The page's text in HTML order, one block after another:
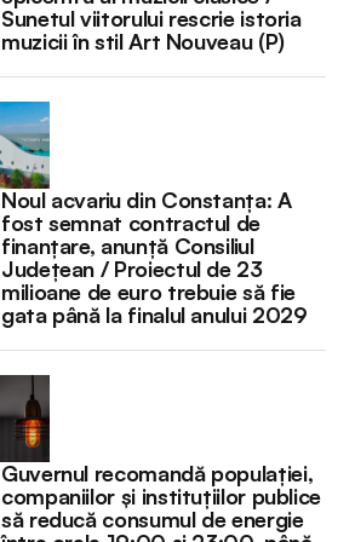
Sunetul viitorului rescrie istoria
muzicii în stil Art Nouveau (P)
Noul acvariu din Constanța: A
fost semnat contractul de
finanțare, anunță Consiliul
Județean / Proiectul de 23
milioane de euro trebuie să fie
gata până la finalul anului 2029
Guvernul recomandă populației,
companiilor și instituțiilor publice
să reducă consumul de energie